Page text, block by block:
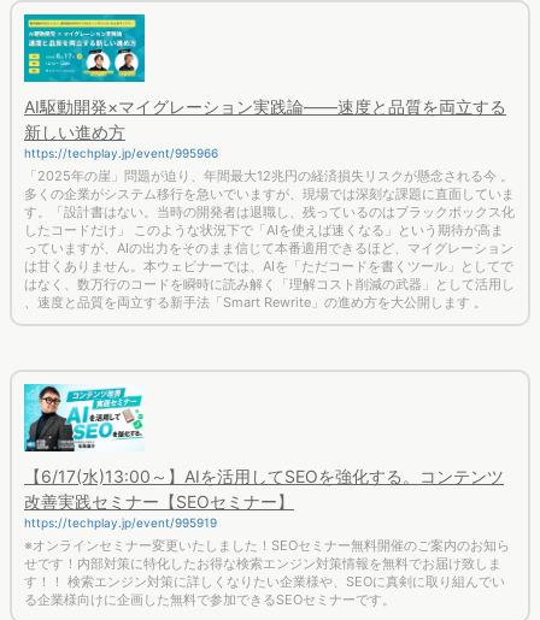
AI駆動開発×マイグレーション実践論――速度と品質を両立する
新しい進め方
https://techplay.jp/event/995966
「2025年の崖」問題が迫り、年間最大12兆円の経済損失リスクが懸念される今 。
多くの企業がシステム移行を急いでいますが、現場では深刻な課題に直面していま
す。「設計書はない。当時の開発者は退職し、残っているのはブラックボックス化
したコードだけ」 このような状況下で「AIを使えば速くなる」という期待が高ま
っていますが、AIの出力をそのまま信じて本番適用できるほど、マイグレーション
は甘くありません。本ウェビナーでは、AIを「ただコードを書くツール」としてで
はなく、数万行のコードを瞬時に読み解く「理解コスト削減の武器」として活用し
、速度と品質を両立する新手法「Smart Rewrite」の進め方を大公開します 。
【6/17(水)13:00～】AIを活用してSEOを強化する。コンテンツ
改善実践セミナー【SEOセミナー】
https://techplay.jp/event/995919
※オンラインセミナー変更いたしました！SEOセミナー無料開催のご案内のお知ら
せです！内部対策に特化したお得な検索エンジン対策情報を無料でお届け致しま
す！！ 検索エンジン対策に詳しくなりたい企業様や、SEOに真剣に取り組んでい
る企業様向けに企画した無料で参加できるSEOセミナーです。